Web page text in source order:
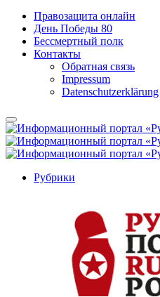
Правозащита онлайн
День Победы 80
Бессмертный полк
Контакты
Обратная связь
Impressum
Datenschutzerklärung
Рубрики